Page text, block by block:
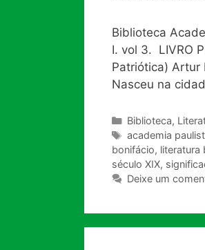
Biblioteca
I. vol 3. LIVRO
Patriótica) Artur
Nasceu na
Categorias
Biblioteca,
Tags
academia
bonifácio, literatura
século XIX,
Deixe um